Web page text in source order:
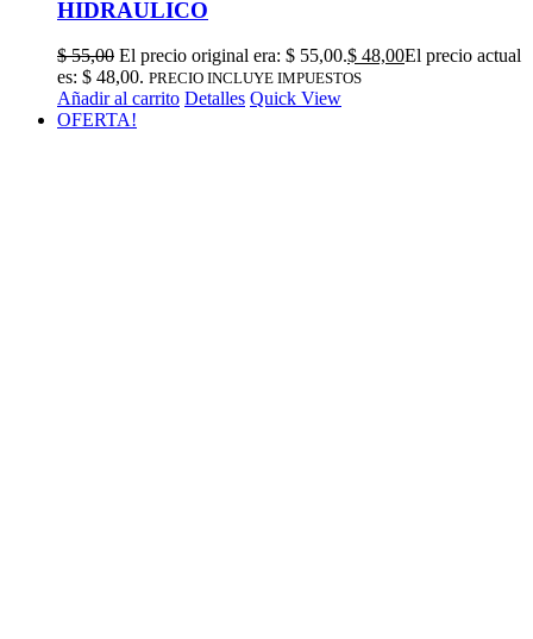
HIDRAULICO
$55,00 El precio original era: $ 55,00.$ 48,00El precio actual
es: $ 48,00. PRECIO INCLUYE IMPUESTOS
Añadir al carrito Detalles Quick View
OFERTA!